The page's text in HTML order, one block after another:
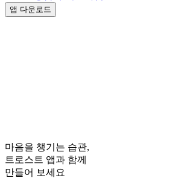
앱 다운로드
마음을 챙기는 습관,
트로스트 앱과 함께
만들어 보세요